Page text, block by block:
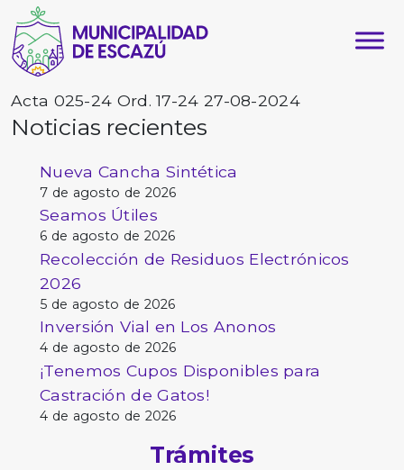
Acta 025-24 Ord. 17-24 27-08-2024
Noticias recientes
Nueva Cancha Sintética
7 de agosto de 2026
Seamos Útiles
6 de agosto de 2026
Recolección de Residuos Electrónicos
2026
5 de agosto de 2026
Inversión Vial en Los Anonos
4 de agosto de 2026
¡Tenemos Cupos Disponibles para
Castración de Gatos!
4 de agosto de 2026
Trámites